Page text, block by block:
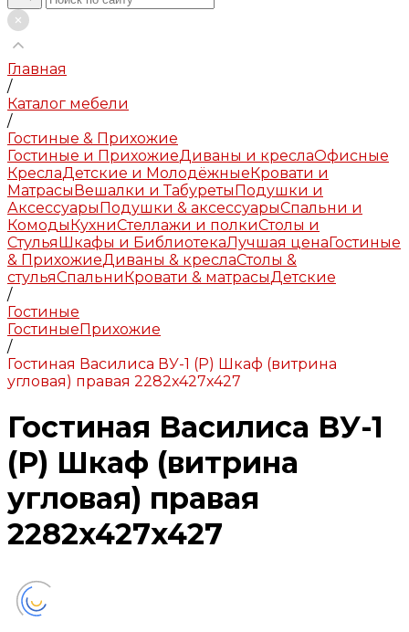
Главная
/
Каталог мебели
/
Гостиные & Прихожие
Гостиные и ПрихожиеДиваны и креслаОфисные
КреслаДетские и МолодёжныеКровати и
МатрасыВешалки и ТабуретыПодушки и
АксессуарыПодушки & аксессуарыСпальни и
КомодыКухниСтеллажи и полкиСтолы и
СтульяШкафы и БиблиотекаЛучшая ценаГостиные
& ПрихожиеДиваны & креслаСтолы &
стульяСпальниКровати & матрасыДетские
/
Гостиные
ГостиныеПрихожие
/
Гостиная Василиса ВУ-1 (Р) Шкаф (витрина
угловая) правая 2282x427x427
Гостиная Василиса ВУ-1
(Р) Шкаф (витрина
угловая) правая
2282x427x427